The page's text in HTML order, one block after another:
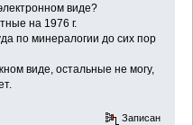
виде?
на 1976 г.
по минералогии до сих пор
виде, остальные не могу,
Записан